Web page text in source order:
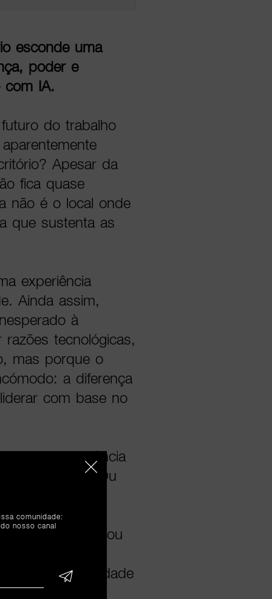
esconde uma
poder e
com IA.
do trabalho
Apesar da
fica quase
não é o local onde
que sustenta as
experiência
Ainda assim,
à
tecnológicas,
mas porque o
a diferença
com base no
e sem vigilância
clara. Ou
se confia. E
abstrato ou
responsabilidade
comunidade:
nosso canal